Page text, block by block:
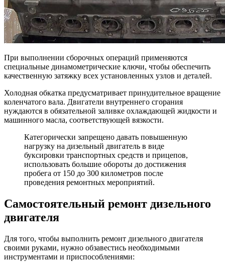
При выполнении сборочных операций применяются
специальные динамометрические ключи, чтобы обеспечить
качественную затяжку всех установленных узлов и деталей.
Холодная обкатка предусматривает принудительное вращение
коленчатого вала. Двигатели внутреннего сгорания
нуждаются в обязательной заливке охлаждающей жидкости и
машинного масла, соответствующей вязкости.
Категорически запрещено давать повышенную
нагрузку на дизельный двигатель в виде
буксировки транспортных средств и прицепов,
использовать большие обороты до достижения
пробега от 150 до 300 километров после
проведения ремонтных мероприятий.
Самостоятельный ремонт дизельного
двигателя
Для того, чтобы выполнить ремонт дизельного двигателя
своими руками, нужно обзавестись необходимыми
инструментами и приспособлениями: